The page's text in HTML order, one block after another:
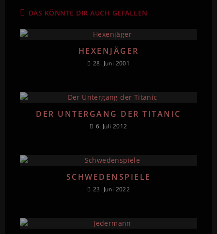
DAS KÖNNTE DIR AUCH GEFALLEN
HEXENJÄGER
28. Juni 2001
DER UNTERGANG DER TITANIC
6. Juli 2012
SCHWEDENSPIELE
23. Juni 2022